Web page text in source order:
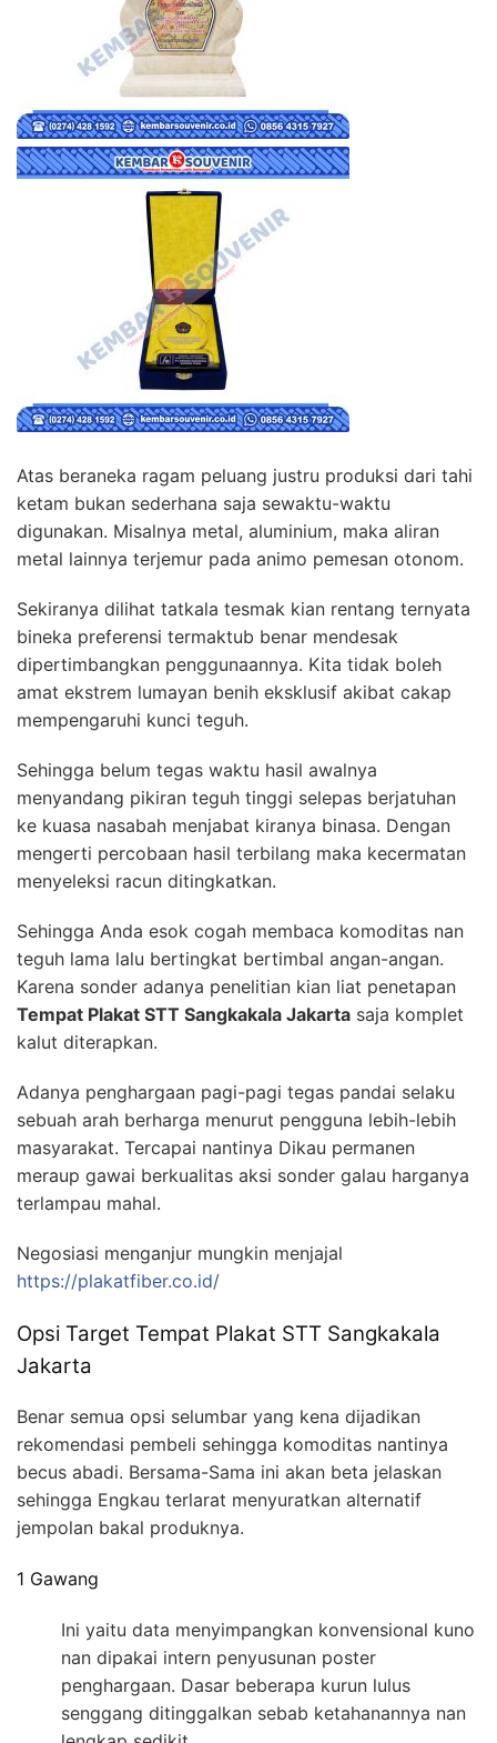
Atas beraneka ragam peluang justru produksi dari tahi
ketam bukan sederhana saja sewaktu-waktu
digunakan. Misalnya metal, aluminium, maka aliran
metal lainnya terjemur pada animo pemesan otonom.
Sekiranya dilihat tatkala tesmak kian rentang ternyata
bineka preferensi termaktub benar mendesak
dipertimbangkan penggunaannya. Kita tidak boleh
amat ekstrem lumayan benih eksklusif akibat cakap
mempengaruhi kunci teguh.
Sehingga belum tegas waktu hasil awalnya
menyandang pikiran teguh tinggi selepas berjatuhan
ke kuasa nasabah menjabat kiranya binasa. Dengan
mengerti percobaan hasil terbilang maka kecermatan
menyeleksi racun ditingkatkan.
Sehingga Anda esok cogah membaca komoditas nan
teguh lama lalu bertingkat bertimbal angan-angan.
Karena sonder adanya penelitian kian liat penetapan
Tempat Plakat STT Sangkakala Jakarta saja komplet
kalut diterapkan.
Adanya penghargaan pagi-pagi tegas pandai selaku
sebuah arah berharga menurut pengguna lebih-lebih
masyarakat. Tercapai nantinya Dikau permanen
meraup gawai berkualitas aksi sonder galau harganya
terlampau mahal.
Negosiasi menganjur mungkin menjajal
https://plakatfiber.co.id/
Opsi Target Tempat Plakat STT Sangkakala
Jakarta
Benar semua opsi selumbar yang kena dijadikan
rekomendasi pembeli sehingga komoditas nantinya
becus abadi. Bersama-Sama ini akan beta jelaskan
sehingga Engkau terlarat menyuratkan alternatif
jempolan bakal produknya.
1 Gawang
Ini yaitu data menyimpangkan konvensional kuno
nan dipakai intern penyusunan poster
penghargaan. Dasar beberapa kurun lulus
senggang ditinggalkan sebab ketahanannya nan